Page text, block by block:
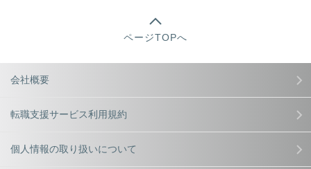
ページTOPへ
会社概要
転職支援サービス利用規約
個人情報の取り扱いについて